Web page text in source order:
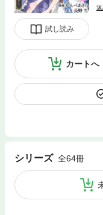
試し読み
カートへ
シリーズ 全64冊